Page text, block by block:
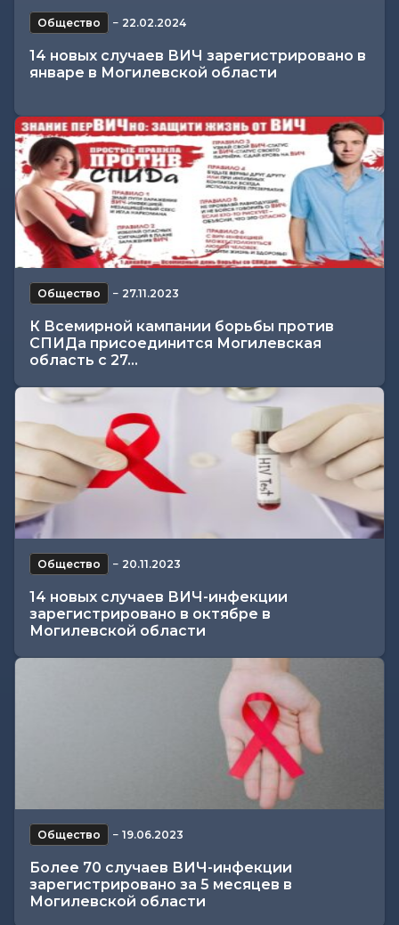
Общество − 22.02.2024
14 новых случаев ВИЧ зарегистрировано в
январе в Могилевской области
Общество − 27.11.2023
К Всемирной кампании борьбы против
СПИДа присоединится Могилевская
область с 27...
Общество − 20.11.2023
14 новых случаев ВИЧ-инфекции
зарегистрировано в октябре в
Могилевской области
Общество − 19.06.2023
Более 70 случаев ВИЧ-инфекции
зарегистрировано за 5 месяцев в
Могилевской области